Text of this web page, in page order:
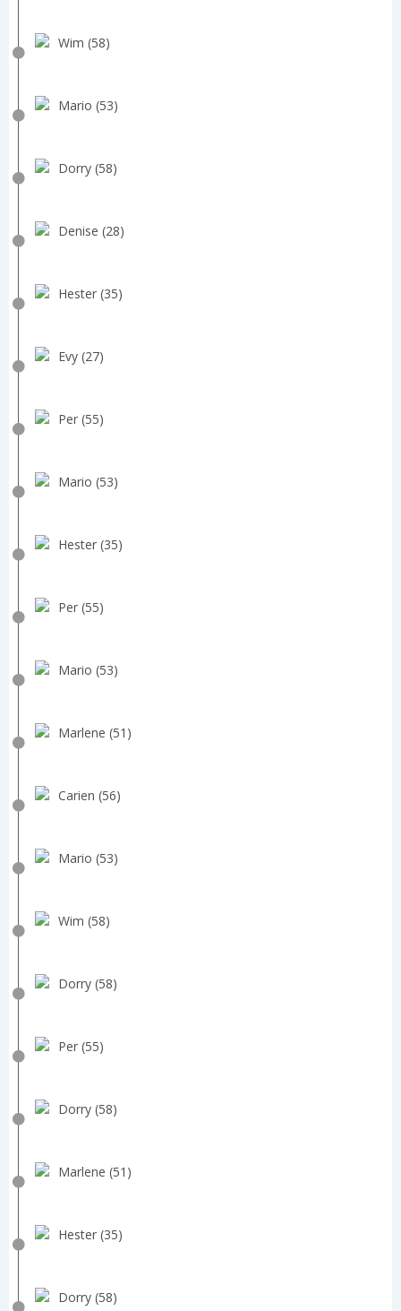
Wim (58)
Mario (53)
Dorry (58)
Denise (28)
Hester (35)
Evy (27)
Per (55)
Mario (53)
Hester (35)
Per (55)
Mario (53)
Marlene (51)
Carien (56)
Mario (53)
Wim (58)
Dorry (58)
Per (55)
Dorry (58)
Marlene (51)
Hester (35)
Dorry (58)